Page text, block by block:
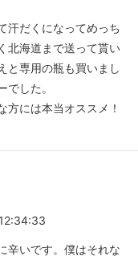
汗だくになってめっち
北海道まで送って貰い
と専用の瓶も買いまし
した。
方には本当オススメ！
辛いです。僕はそれな